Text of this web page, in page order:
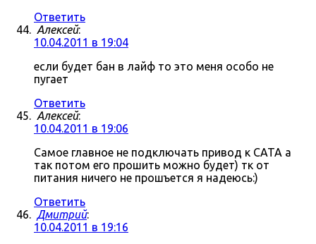
Ответить
Алексей:
10.04.2011 в 19:04
если будет бан в лайф то это меня особо не
пугает
Ответить
Алексей:
10.04.2011 в 19:06
Самое главное не подключать привод к САТА а
так потом его прошить можно будет) тк от
питания ничего не прошъется я надеюсь:)
Ответить
Дмитрий:
10.04.2011 в 19:16